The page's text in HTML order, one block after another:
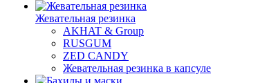
Жевательная резинка
AKHAT & Group
RUSGUM
ZED CANDY
Жевательная резинка в капсуле